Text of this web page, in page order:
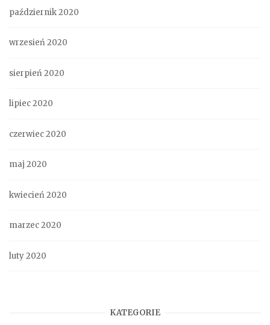
październik 2020
wrzesień 2020
sierpień 2020
lipiec 2020
czerwiec 2020
maj 2020
kwiecień 2020
marzec 2020
luty 2020
KATEGORIE